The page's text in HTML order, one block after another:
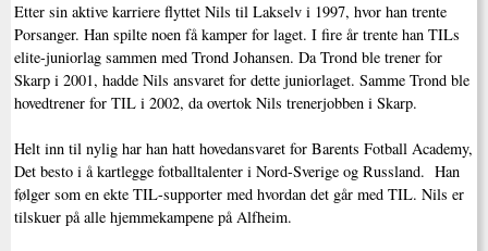
Etter sin aktive karriere flyttet Nils til Lakselv i 1997, hvor han trente
Porsanger. Han spilte noen få kamper for laget. I fire år trente han TILs
elite-juniorlag sammen med Trond Johansen. Da Trond ble trener for
Skarp i 2001, hadde Nils ansvaret for dette juniorlaget. Samme Trond ble
hovedtrener for TIL i 2002, da overtok Nils trenerjobben i Skarp.
Helt inn til nylig har han hatt hovedansvaret for Barents Fotball Academy,
Det besto i å kartlegge fotballtalenter i Nord-Sverige og Russland. Han
følger som en ekte TIL-supporter med hvordan det går med TIL. Nils er
tilskuer på alle hjemmekampene på Alfheim.